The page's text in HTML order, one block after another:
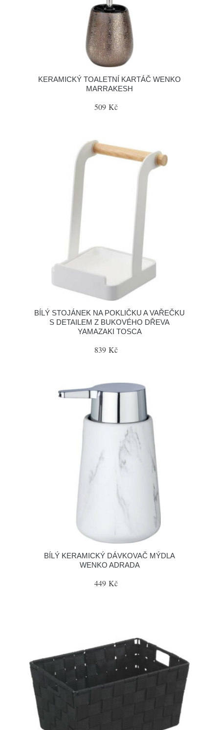
KERAMICKÝ TOALETNÍ KARTÁČ WENKO
MARRAKESH
509 Kč
BÍLÝ STOJÁNEK NA POKLIČKU A VAŘEČKU
S DETAILEM Z BUKOVÉHO DŘEVA
YAMAZAKI TOSCA
839 Kč
BÍLÝ KERAMICKÝ DÁVKOVAČ MÝDLA
WENKO ADRADA
449 Kč